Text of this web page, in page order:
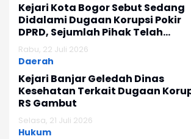
Kejari Kota Bogor Sebut Sedang
Didalami Dugaan Korupsi Pokir
DPRD, Sejumlah Pihak Telah
Diperiksa
Rabu, 22 Juli 2026
Daerah
Kejari Banjar Geledah Dinas
Kesehatan Terkait Dugaan
RS Gambut
Selasa, 21 Juli 2026
Hukum